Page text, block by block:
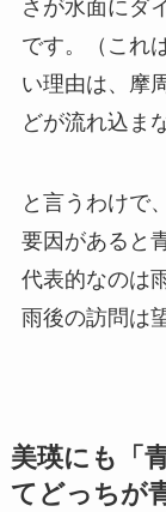
さが水面にダ
です。（これ
い理由は、摩
どが流れ込ま
と言うわけで
要因があると
代表的なのは
雨後の訪問は
美瑛にも「
てどっちが